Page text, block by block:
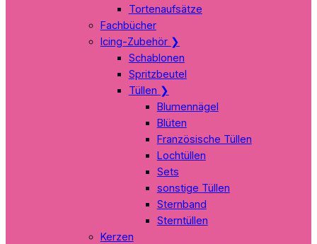
Tortenaufsätze
Fachbücher
Icing-Zubehör ❯
Schablonen
Spritzbeutel
Tüllen ❯
Blumennägel
Blüten
Französische Tüllen
Lochtüllen
Sets
sonstige Tüllen
Sternband
Sterntüllen
Kerzen